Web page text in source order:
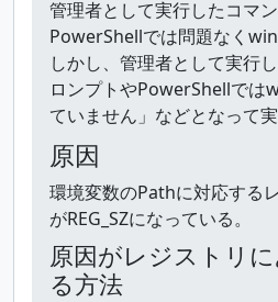
管理者として実行したコマ
PowerShellでは問題なく
しかし、管理者として実行
ロンプトやPowerShellでは
ていません」などとなって実
原因
環境変数のPathに対応する
がREG_SZになっている。
原因がレジストリ
る方法